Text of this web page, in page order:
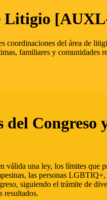
Litigio
coordinaciones del área de
familiares y
válida una ley, los límites
las personas
siguiendo el trámite de
resultados.